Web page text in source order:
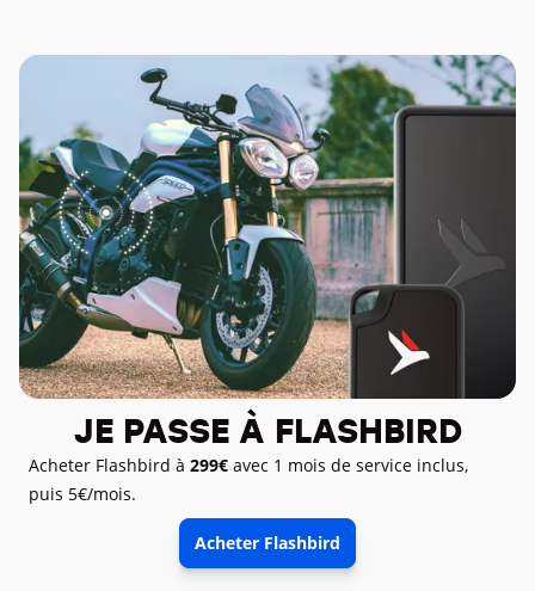
JE PASSE À FLASHBIRD
Acheter Flashbird à 299€ avec 1 mois de service inclus,
puis 5€/mois.
Acheter Flashbird